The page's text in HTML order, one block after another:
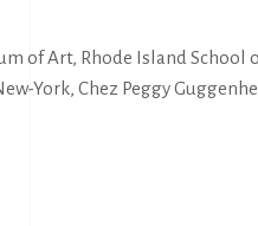
of Art, Rhode Island School
York, Chez Peggy